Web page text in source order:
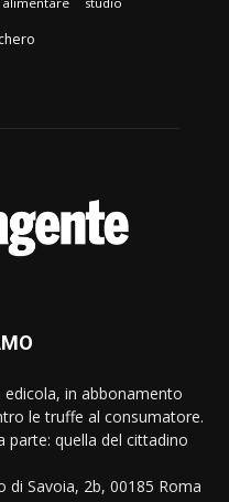
edicola, in abbonamento
le truffe al consumatore.
parte: quella del cittadino
di Savoia, 2b, 00185 Roma